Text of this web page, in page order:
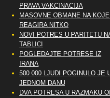
PRAVA VAKCINACIJA
MASOVNE OBMANE NA KOJE
REAGIRA NITKO
NOVI POTRES U PARITETU
TABLICI
POGLEDAJTE POTRESE IZ
IRANA
500 000 LJUDI POGINULO JE
JEDNOM DANU
DVA POTRESA U RAZMAKU